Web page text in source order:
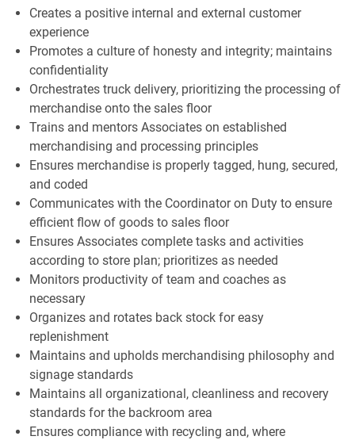
Creates a positive internal and external customer
experience
Promotes a culture of honesty and integrity; maintains
confidentiality
Orchestrates truck delivery, prioritizing the processing of
merchandise onto the sales floor
Trains and mentors Associates on established
merchandising and processing principles
Ensures merchandise is properly tagged, hung, secured,
and coded
Communicates with the Coordinator on Duty to ensure
efficient flow of goods to sales floor
Ensures Associates complete tasks and activities
according to store plan; prioritizes as needed
Monitors productivity of team and coaches as
necessary
Organizes and rotates back stock for easy
replenishment
Maintains and upholds merchandising philosophy and
signage standards
Maintains all organizational, cleanliness and recovery
standards for the backroom area
Ensures compliance with recycling and, where